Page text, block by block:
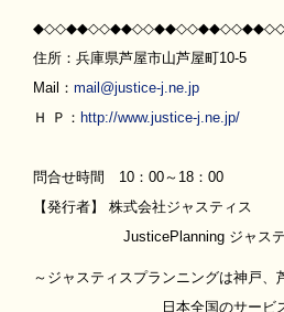
住所：兵庫県芦屋市山芦屋町10-5
Mail： mail@justice-j.ne.jp
Ｈ Ｐ： http://www.justice-j.ne.jp/
問合せ時間 10：00～18：00
【発行者】 株式会社ジャスティス
JusticePlanning ジャスティ
～ジャスティスプランニングは神戸、
日本全国のサービス業専